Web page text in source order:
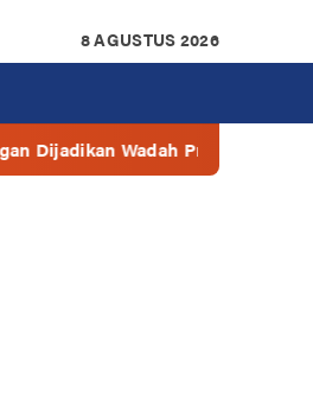
8 AGUSTUS 2026
Prostitusi Walikota: